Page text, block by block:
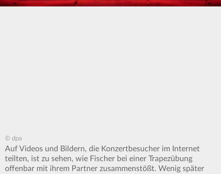
© dpa
Auf Videos und Bildern, die Konzertbesucher im Internet
teilten, ist zu sehen, wie Fischer bei einer Trapezübung
offenbar mit ihrem Partner zusammenstößt. Wenig später